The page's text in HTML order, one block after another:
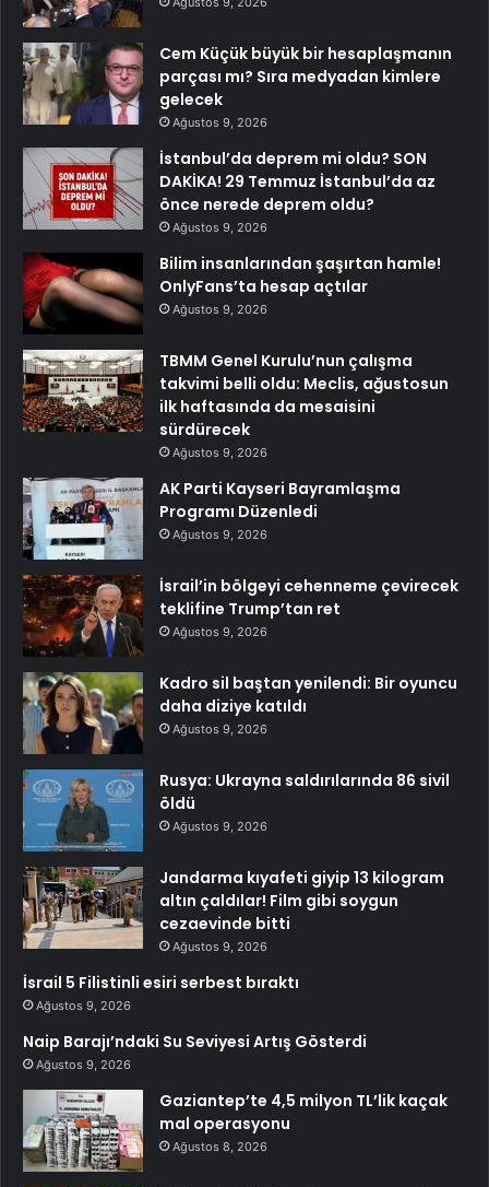
Cem Küçük büyük bir hesaplaşmanın
parçası mı? Sıra medyadan kimlere
gelecek
Ağustos 9, 2026
İstanbul’da deprem mi oldu? SON
DAKİKA! 29 Temmuz İstanbul’da az
önce nerede deprem oldu?
Ağustos 9, 2026
Bilim insanlarından şaşırtan hamle!
OnlyFans’ta hesap açtılar
Ağustos 9, 2026
TBMM Genel Kurulu’nun çalışma
takvimi belli oldu: Meclis, ağustosun
ilk haftasında da mesaisini
sürdürecek
Ağustos 9, 2026
AK Parti Kayseri Bayramlaşma
Programı Düzenledi
Ağustos 9, 2026
İsrail’in bölgeyi cehenneme çevirecek
teklifine Trump’tan ret
Ağustos 9, 2026
Kadro sil baştan yenilendi: Bir oyuncu
daha diziye katıldı
Ağustos 9, 2026
Rusya: Ukrayna saldırılarında 86 sivil
öldü
Ağustos 9, 2026
Jandarma kıyafeti giyip 13 kilogram
altın çaldılar! Film gibi soygun
cezaevinde bitti
Ağustos 9, 2026
İsrail 5 Filistinli esiri serbest bıraktı
Ağustos 9, 2026
Naip Barajı’ndaki Su Seviyesi Artış Gösterdi
Ağustos 9, 2026
Gaziantep’te 4,5 milyon TL’lik kaçak
mal operasyonu
Ağustos 8, 2026